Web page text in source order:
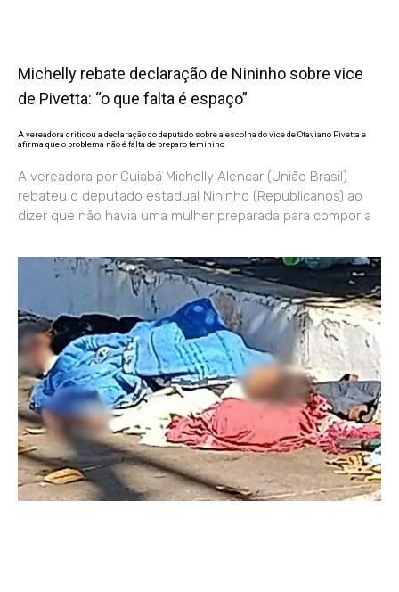
Michelly rebate declaração de Nininho sobre vice
de Pivetta: “o que falta é espaço”
A vereadora criticou a declaração do deputado sobre a escolha do vice de Otaviano Pivetta e
afirma que o problema não é falta de preparo feminino
A vereadora por Cuiabá Michelly Alencar (União Brasil)
rebateu o deputado estadual Nininho (Republicanos) ao
dizer que não havia uma mulher preparada para compor a